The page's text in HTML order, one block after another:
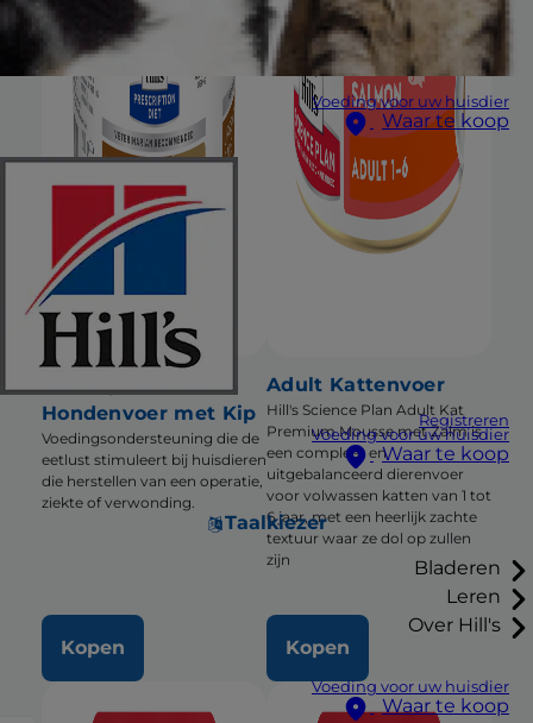
Voeding voor uw huisdier
Waar te koop
Registreren
Voeding voor uw huisdier
Waar te koop
Taalkiezer
Bladeren
Leren
Over Hill's
Voeding voor uw huisdier
Waar te koop
a/d Urgent Care
Hondenvoer met Kip
Voedingsondersteuning die de
eetlust stimuleert bij huisdieren
die herstellen van een operatie,
ziekte of verwonding.
Kopen
Adult Kattenvoer
Hill's Science Plan Adult Kat
Premium Mousse met Zalm is
een compleet en
uitgebalanceerd dierenvoer
voor volwassen katten van 1 tot
6 jaar, met een heerlijk zachte
textuur waar ze dol op zullen
zijn
Kopen